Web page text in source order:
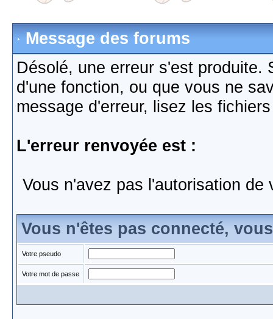
Message des forums
Désolé, une erreur s'est produite.
d'une fonction, ou que vous ne
message d'erreur, lisez les
L'erreur renvoyée est :
Vous n'avez pas l'autorisation de
Vous n'êtes pas connecté,
Votre pseudo
Votre mot de passe